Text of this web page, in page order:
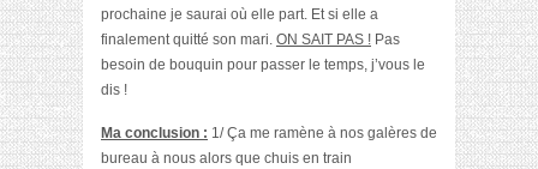
prochaine je saurai où elle part. Et si elle a
finalement quitté son mari. ON SAIT PAS ! Pas
besoin de bouquin pour passer le temps, j’vous le
dis !
Ma conclusion : 1/ Ça me ramène à nos galères de
bureau à nous alors que chuis en train